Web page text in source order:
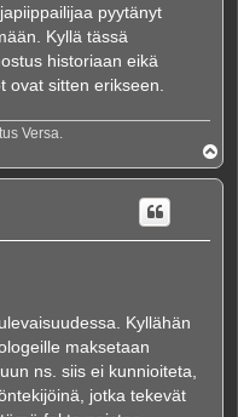
pyytänyt
Kyllä tässä
historiaan eikä
ovat sitten erikseen.
Versa.
l
ö
Kyllähän
maksetaan
ns. siis ei kunnioiteta,
jotka tekevät